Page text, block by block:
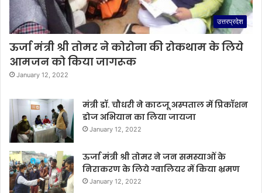
उत्तरप्रदेश
ऊर्जा मंत्री श्री तोमर ने कोरोना की रोकथाम के लिये
आमजन को किया जागरूक
January 12, 2022
मंत्री डॉ. चौधरी ने काटजू अस्पताल में प्रिकॉशन
डोज अभियान का लिया जायजा
January 12, 2022
ऊर्जा मंत्री श्री तोमर ने जन समस्याओं के
निराकरण के लिये ग्वालियर में किया भ्रमण
January 12, 2022